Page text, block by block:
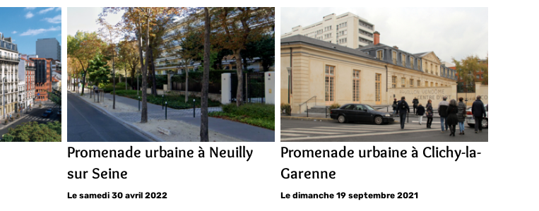
Promenade urbaine à Neuilly
sur Seine
Le samedi 30 avril 2022
Promenade urbaine à Clichy-la-
Garenne
Le dimanche 19 septembre 2021